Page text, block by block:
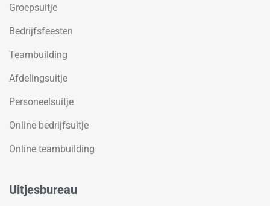
Groepsuitje
Bedrijfsfeesten
Teambuilding
Afdelingsuitje
Personeelsuitje
Online bedrijfsuitje
Online teambuilding
Uitjesbureau